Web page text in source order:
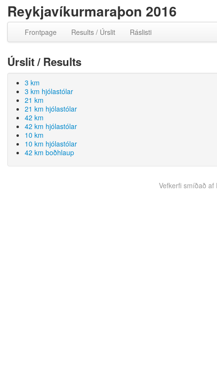
Reykjavíkurmaraþon 2016
Frontpage Results / Úrslit Ráslisti
Úrslit / Results
3 km
3 km hjólastólar
21 km
21 km hjólastólar
42 km
42 km hjólastólar
10 km
10 km hjólastólar
42 km boðhlaup
Vefkerfi smíðað